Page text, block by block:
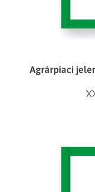
Agrárpiaci